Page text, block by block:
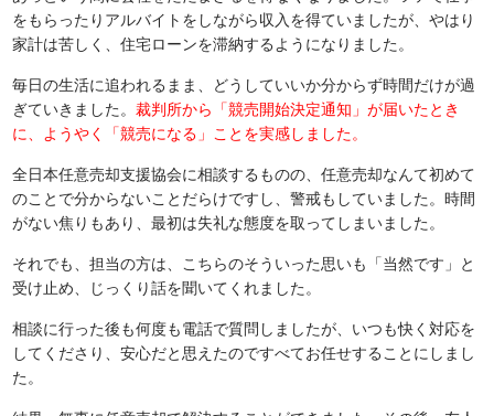
をもらったりアルバイトをしながら収入を得ていましたが、やはり
家計は苦しく、住宅ローンを滞納するようになりました。
毎日の生活に追われるまま、どうしていいか分からず時間だけが過
ぎていきました。裁判所から「競売開始決定通知」が届いたとき
に、ようやく「競売になる」ことを実感しました。
全日本任意売却支援協会に相談するものの、任意売却なんて初めて
のことで分からないことだらけですし、警戒もしていました。時間
がない焦りもあり、最初は失礼な態度を取ってしまいました。
それでも、担当の方は、こちらのそういった思いも「当然です」と
受け止め、じっくり話を聞いてくれました。
相談に行った後も何度も電話で質問しましたが、いつも快く対応を
してくださり、安心だと思えたのですべてお任せすることにしまし
た。